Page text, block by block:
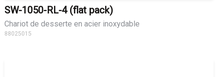
SW-1050-RL-4 (flat pack)
Chariot de desserte en acier inoxydable
88025015